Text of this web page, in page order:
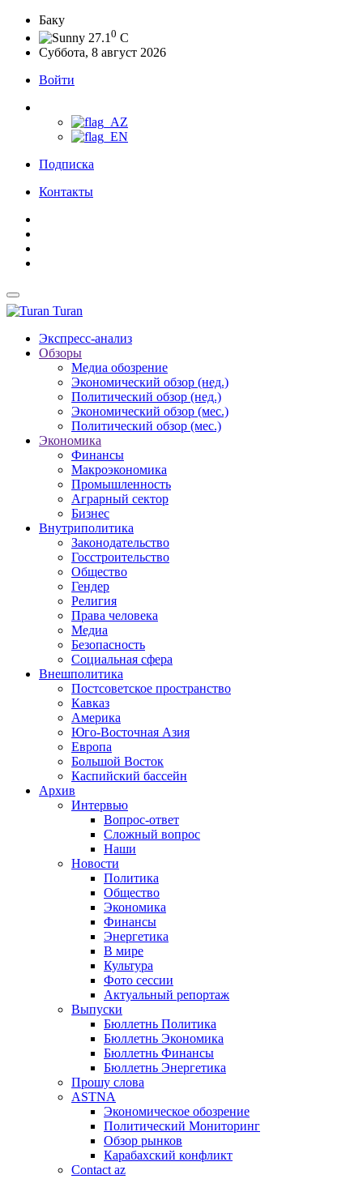
Баку
27.1 0 C
Суббота, 8 август 2026
Войти
Подписка
Контакты
Turan
Экспресс-анализ
Обзоры
Медиа обозрение
Экономический обзор (нед.)
Политический обзор (нед.)
Экономический обзор (мес.)
Политический обзор (мес.)
Экономика
Финансы
Макроэкономика
Промышленность
Аграрный сектор
Бизнес
Внутриполитика
Законодательство
Госстроительство
Общество
Гендер
Религия
Права человека
Медиа
Безопасность
Социальная сфера
Внешполитика
Постсоветское пространство
Кавказ
Америка
Юго-Восточная Азия
Европа
Большой Восток
Каспийский бассейн
Архив
Интервью
Вопрос-ответ
Сложный вопрос
Наши
Новости
Политика
Общество
Экономика
Финансы
Энергетика
В мире
Культура
Фото сессии
Актуальный репортаж
Выпуски
Бюллетнь Политика
Бюллетнь Экономика
Бюллетнь Финансы
Бюллетнь Энергетика
Прошу слова
ASTNA
Экономическое обозрение
Политический Мониторинг
Обзор рынков
Карабахский конфликт
Contact az